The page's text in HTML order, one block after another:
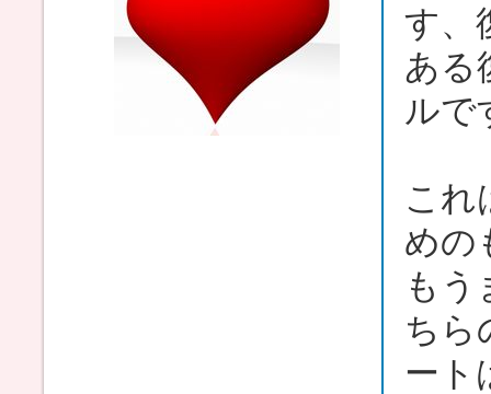
す、
ある
ルで
これ
めの
もう
ちら
ート